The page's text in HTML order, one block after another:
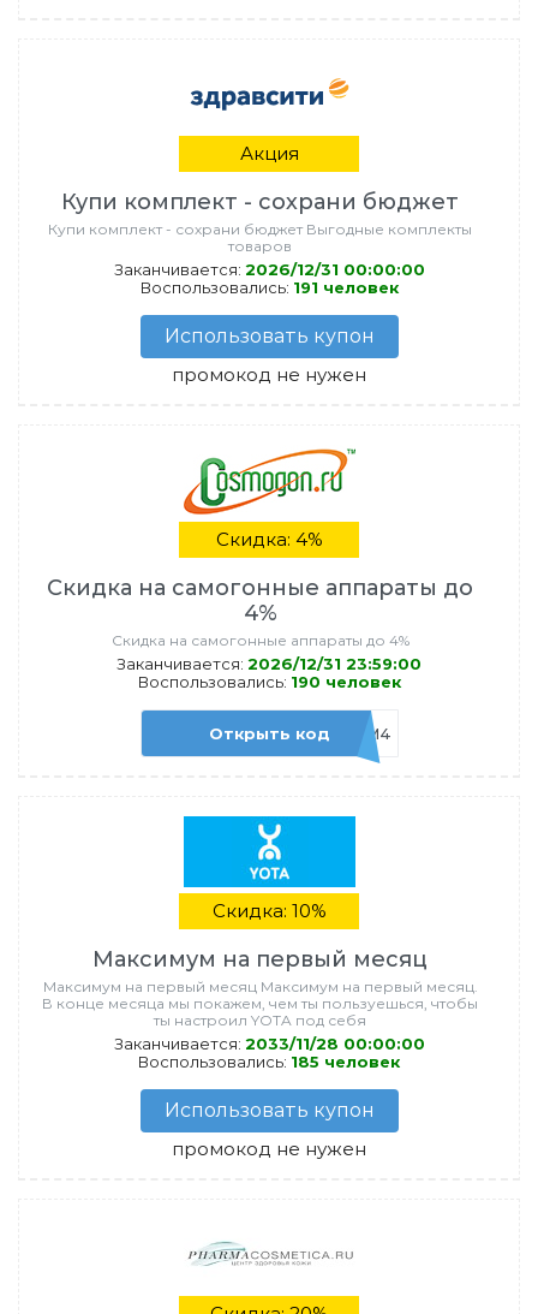
Акция
Купи комплект - сохрани бюджет
Купи комплект - сохрани бюджет Выгодные комплекты
товаров
Заканчивается: 2026/12/31 00:00:00
Воспользовались: 191 человек
Использовать купон
промокод не нужен
Скидка: 4%
Скидка на самогонные аппараты до
4%
Скидка на самогонные аппараты до 4%
Заканчивается: 2026/12/31 23:59:00
Воспользовались: 190 человек
Открыть код SAM4
Скидка: 10%
Максимум на первый месяц
Максимум на первый месяц Максимум на первый месяц.
В конце месяца мы покажем, чем ты пользуешься, чтобы
ты настроил YOTA под себя
Заканчивается: 2033/11/28 00:00:00
Воспользовались: 185 человек
Использовать купон
промокод не нужен